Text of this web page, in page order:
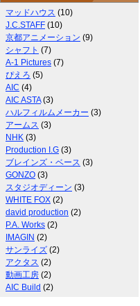
マッドハウス (10)
J.C.STAFF (10)
京都アニメーション (9)
シャフト (7)
A-1 Pictures (7)
ぴえろ (5)
AIC (4)
AIC ASTA(3)
ハルフィルムメーカー (3)
アームス (3)
NHK (3)
Production I.G (3)
ブレインズ・ベース (3)
GONZO (3)
スタジオディーン (3)
WHITE FOX (2)
david production (2)
P.A. Works (2)
IMAGIN (2)
サンライズ (2)
アクタス (2)
動画工房 (2)
AIC Build (2)